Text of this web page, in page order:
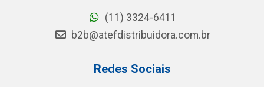
(11) 3324-6411
b2b@atefdistribuidora.com.br
Redes Sociais